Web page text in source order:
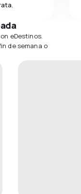
eDestinos.
de semana o